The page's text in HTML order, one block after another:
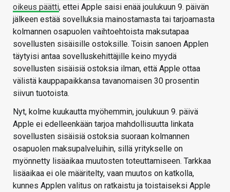
oikeus päätti, ettei Apple saisi enää joulukuun 9. päivän
jälkeen estää sovelluksia mainostamasta tai tarjoamasta
kolmannen osapuolen vaihtoehtoista maksutapaa
sovellusten sisäisille ostoksille. Toisin sanoen Applen
täytyisi antaa sovelluskehittäjille keino myydä
sovellusten sisäisiä ostoksia ilman, että Apple ottaa
välistä kauppapaikkansa tavanomaisen 30 prosentin
siivun tuotoista.
Nyt, kolme kuukautta myöhemmin, joulukuun 9. päivä
Apple ei edelleenkään tarjoa mahdollisuutta linkata
sovellusten sisäisiä ostoksia suoraan kolmannen
osapuolen maksupalveluihin, sillä yritykselle on
myönnetty lisäaikaa muutosten toteuttamiseen. Tarkkaa
lisäaikaa ei ole määritelty, vaan muutos on katkolla,
kunnes Applen valitus on ratkaistu ja toistaiseksi Apple